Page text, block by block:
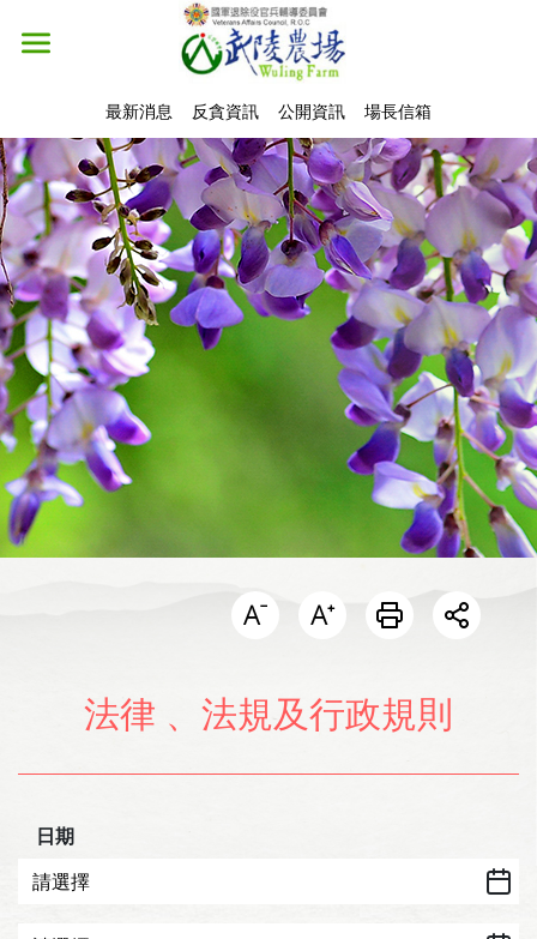
最新消息 反貪資訊 公開資訊 場長信箱
開啟
法律 、法規及行政規則
日期